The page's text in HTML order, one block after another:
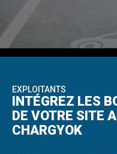
EXPLOITANTS
INTÉGREZ LES
DE VOTRE SITE
CHARGYOK